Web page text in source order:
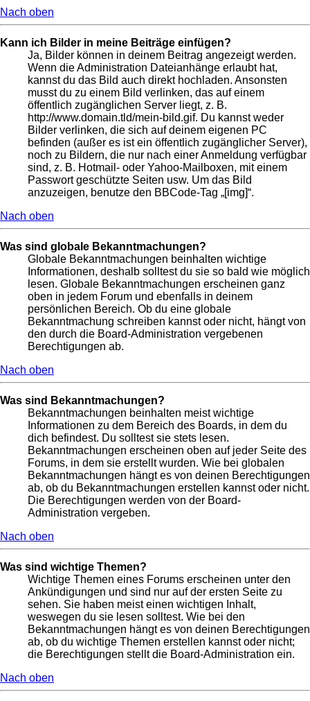
Nach oben
Kann ich Bilder in meine Beiträge einfügen?
Ja, Bilder können in deinem Beitrag angezeigt werden.
Wenn die Administration Dateianhänge erlaubt hat,
kannst du das Bild auch direkt hochladen. Ansonsten
musst du zu einem Bild verlinken, das auf einem
öffentlich zugänglichen Server liegt, z. B.
http://www.domain.tld/mein-bild.gif. Du kannst weder
Bilder verlinken, die sich auf deinem eigenen PC
befinden (außer es ist ein öffentlich zugänglicher Server),
noch zu Bildern, die nur nach einer Anmeldung verfügbar
sind, z. B. Hotmail- oder Yahoo-Mailboxen, mit einem
Passwort geschützte Seiten usw. Um das Bild
anzuzeigen, benutze den BBCode-Tag „[img]“.
Nach oben
Was sind globale Bekanntmachungen?
Globale Bekanntmachungen beinhalten wichtige
Informationen, deshalb solltest du sie so bald wie möglich
lesen. Globale Bekanntmachungen erscheinen ganz
oben in jedem Forum und ebenfalls in deinem
persönlichen Bereich. Ob du eine globale
Bekanntmachung schreiben kannst oder nicht, hängt von
den durch die Board-Administration vergebenen
Berechtigungen ab.
Nach oben
Was sind Bekanntmachungen?
Bekanntmachungen beinhalten meist wichtige
Informationen zu dem Bereich des Boards, in dem du
dich befindest. Du solltest sie stets lesen.
Bekanntmachungen erscheinen oben auf jeder Seite des
Forums, in dem sie erstellt wurden. Wie bei globalen
Bekanntmachungen hängt es von deinen Berechtigungen
ab, ob du Bekanntmachungen erstellen kannst oder nicht.
Die Berechtigungen werden von der Board-
Administration vergeben.
Nach oben
Was sind wichtige Themen?
Wichtige Themen eines Forums erscheinen unter den
Ankündigungen und sind nur auf der ersten Seite zu
sehen. Sie haben meist einen wichtigen Inhalt,
weswegen du sie lesen solltest. Wie bei den
Bekanntmachungen hängt es von deinen Berechtigungen
ab, ob du wichtige Themen erstellen kannst oder nicht;
die Berechtigungen stellt die Board-Administration ein.
Nach oben